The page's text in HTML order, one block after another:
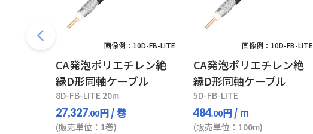
画像例：10D-FB-LITE
CA発泡ポリエチレン絶
縁D形同軸ケーブル
8D-FB-LITE 20m
27,327.00円/ 巻
(販売単位：1巻)
画像例：10D-FB-LITE
CA発泡ポリエチレン絶
縁D形同軸ケーブル
5D-FB-LITE
484.00円/ m
(販売単位：100m)